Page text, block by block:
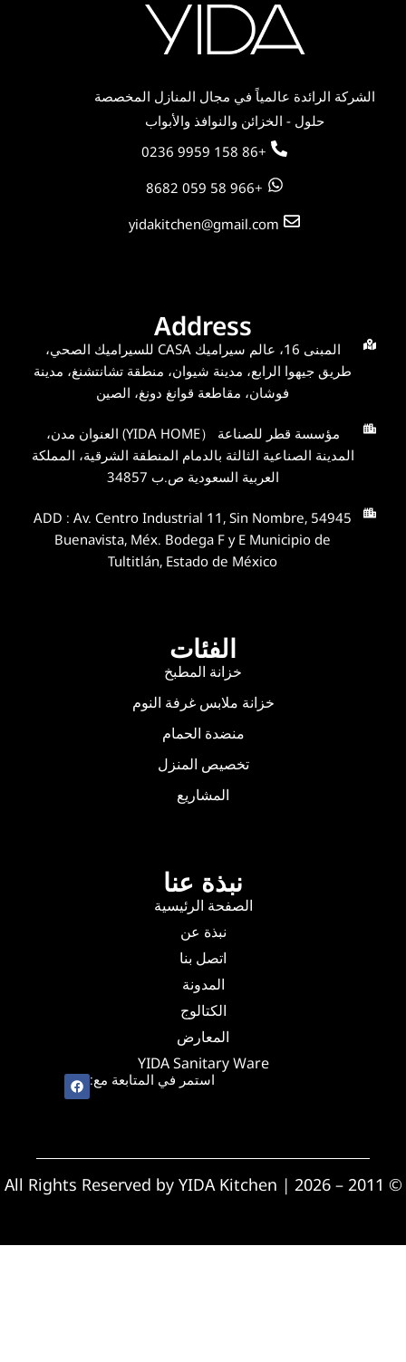
الشركة الرائدة عالمياً في مجال المنازل المخصصة
حلول - الخزائن والنوافذ والأبواب
+86 158 9959 0236
+966 58 059 8682
yidakitchen@gmail.com
Address
المبنى 16، عالم سيراميك CASA للسيراميك الصحي،
طريق جيهوا الرابع، مدينة شيوان، منطقة تشانتشنغ، مدينة
فوشان، مقاطعة قوانغ دونغ، الصين
مؤسسة قطر للصناعة （YIDA HOME) العنوان مدن،
المدينة الصناعية الثالثة بالدمام المنطقة الشرقية، المملكة
العربية السعودية ص.ب 34857
ADD : Av. Centro Industrial 11, Sin Nombre, 54945
Buenavista, Méx. Bodega F y E Municipio de
Tultitlán, Estado de México
الفئات
خزانة المطبخ
خزانة ملابس غرفة النوم
منضدة الحمام
تخصيص المنزل
المشاريع
نبذة عنا
الصفحة الرئيسية
نبذة عن
اتصل بنا
المدونة
الكتالوج
المعارض
YIDA Sanitary Ware
استمر في المتابعة مع:
© 2011 – 2026 | All Rights Reserved by YIDA Kitchen